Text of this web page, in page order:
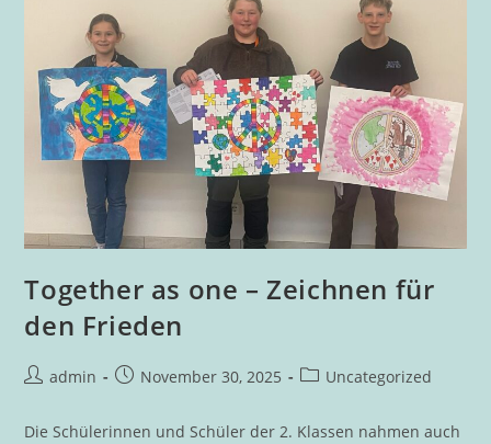
Together as one – Zeichnen für
den Frieden
Beitrags-
admin
BeitragNovember 30, 2025
Beitrags-
Uncategorized
Die Schülerinnen und Schüler der 2. Klassen nahmen auch